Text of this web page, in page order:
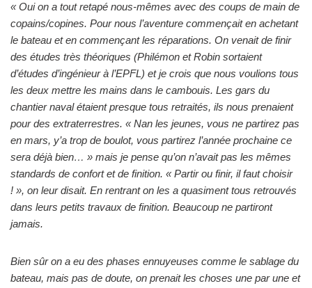
« Oui on a tout retapé nous-mêmes avec des coups de main de
copains/copines. Pour nous l’aventure commençait en achetant
le bateau et en commençant les réparations. On venait de finir
des études très théoriques (Philémon et Robin sortaient
d’études d’ingénieur à l’EPFL) et je crois que nous voulions tous
les deux mettre les mains dans le cambouis. Les gars du
chantier naval étaient presque tous retraités, ils nous prenaient
pour des extraterrestres. « Nan les jeunes, vous ne partirez pas
en mars, y’a trop de boulot, vous partirez l’année prochaine ce
sera déjà bien… » mais je pense qu’on n’avait pas les mêmes
standards de confort et de finition. « Partir ou finir, il faut choisir
! », on leur disait. En rentrant on les a quasiment tous retrouvés
dans leurs petits travaux de finition. Beaucoup ne partiront
jamais.
Bien sûr on a eu des phases ennuyeuses comme le sablage du
bateau, mais pas de doute, on prenait les choses une par une et